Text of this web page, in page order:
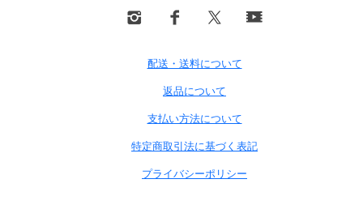
配送・送料について
返品について
支払い方法について
特定商取引法に基づく表記
プライバシーポリシー